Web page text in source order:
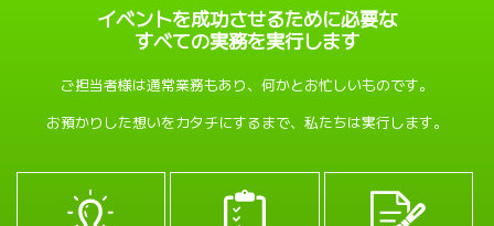
イベントを成功させるために必要な
すべての実務を実行します
ご担当者様は通常業務もあり、 何かとお忙しいものです。
お預かりした想いをカタチにするまで、 私たちは実行します。